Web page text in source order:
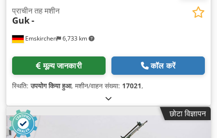
Emskirchen 6,733 km
प्राचीन तह मशीन
Guk-
मूल्य जानकारी कॉल करें
स्थिति:उपयोग किया हुआ, मशीन/वाहन संख्या: 17021,
छोटा विज्ञापन